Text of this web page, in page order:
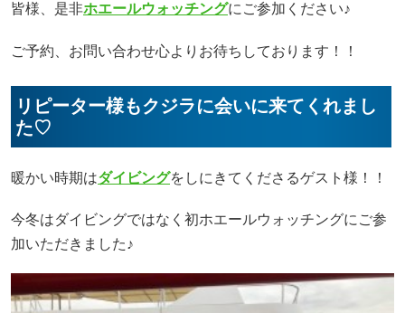
皆様、是非ホエールウォッチングにご参加ください♪
ご予約、お問い合わせ心よりお待ちしております！！
リピーター様もクジラに会いに来てくれまし
た♡
暖かい時期はダイビングをしにきてくださるゲスト様！！
今冬はダイビングではなく初ホエールウォッチングにご参
加いただきました♪